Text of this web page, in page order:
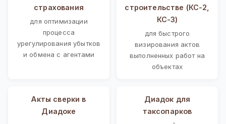
страхования
для оптимизации
процесса
урегулирования убытков
и обмена с агентами
строительстве (КС-2,
КС-3)
для быстрого
визирования актов
выполненных работ на
объектах
Акты сверки в
Диадоке
Диадок для
таксопарков